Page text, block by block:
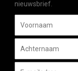
nieuwsbrief.